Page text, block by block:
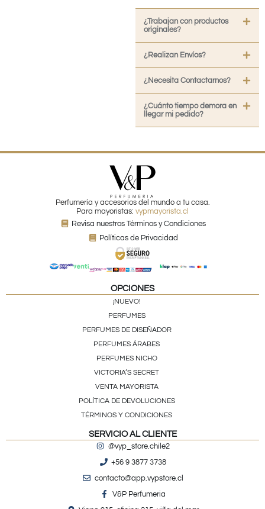
¿Trabajan con productos
originales?
¿Realizan Envíos?
¿Necesita Contactarnos?
¿Cuánto tiempo demora en
llegar mi pedido?
Perfumería y accesorios del mundo a tu casa.
Para mayoristas: vypmayorista.cl
Revisa nuestros Términos y Condiciones
Políticas de Privacidad
OPCIONES
¡NUEVO!
PERFUMES
PERFUMES DE DISEÑADOR
PERFUMES ÁRABES
PERFUMES NICHO
VICTORIA’S SECRET
VENTA MAYORISTA
POLÍTICA DE DEVOLUCIONES
TÉRMINOS Y CONDICIONES
SERVICIO AL CLIENTE
@vyp_store.chile2
+56 9 3877 3738
contacto@app.vypstore.cl
V&P Perfumeria